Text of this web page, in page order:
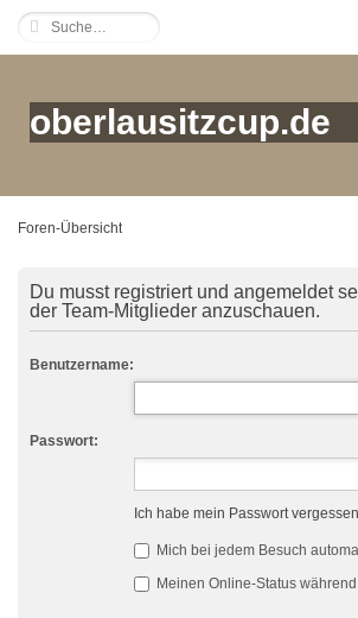
oberlausitzcup.de
Foren-Übersicht
Du musst registriert und angemeldet
der Team-Mitglieder anzuschauen.
Benutzername:
Passwort:
Ich habe mein Passwort vergessen
Mich bei jedem Besuch
Meinen Online-Status